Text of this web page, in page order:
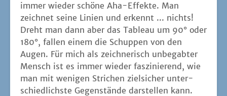
immer wie­der schö­ne Aha-Effek­te. Man
zeich­net sei­ne Lini­en und erkennt ... nichts!
Dreht man dann aber das Tableau um 90° oder
180°, fal­len einem die Schup­pen von den
Augen. Für mich als zeich­ne­risch unbe­gab­ter
Mensch ist es immer wie­der fas­zi­nie­rend, wie
man mit weni­gen Stri­chen ziel­si­cher unter­
schied­lichs­te Gegen­stän­de dar­stel­len kann.